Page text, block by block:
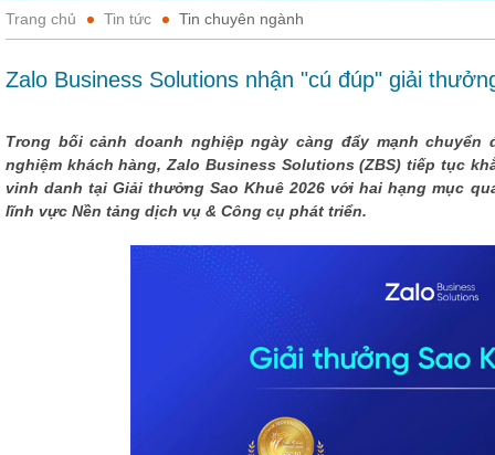
Trang chủ Tin tức Tin chuyên ngành
Zalo Business Solutions nhận "cú đúp" giải
Trong bối cảnh doanh nghiệp ngày càng đẩy mạnh
nghiệm khách hàng, Zalo Business Solutions (ZBS) tiếp tục
vinh danh tại Giải thưởng Sao Khuê 2026 với hai hạng mục
lĩnh vực Nền tảng dịch vụ & Công cụ phát triển.